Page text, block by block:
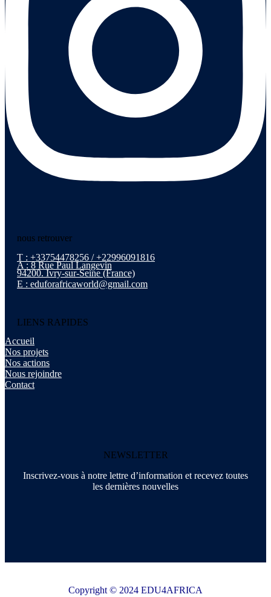
nous retrouver
T : +33754478256 / +22996091816
A : 8 Rue Paul Langevin
94200. Ivry-sur-Seine (France)
E : eduforafricaworld@gmail.com
LIENS RAPIDES
Accueil
Nos projets
Nos actions
Nous rejoindre
Contact
NEWSLETTER
Inscrivez-vous à notre lettre d’information et recevez toutes
les dernières nouvelles
Copyright © 2024 EDU4AFRICA